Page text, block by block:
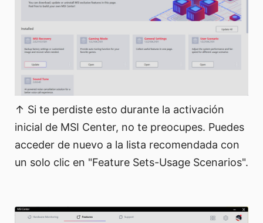
↑ Si te perdiste esto durante la activación
inicial de MSI Center, no te preocupes. Puedes
acceder de nuevo a la lista recomendada con
un solo clic en "Feature Sets-Usage Scenarios".